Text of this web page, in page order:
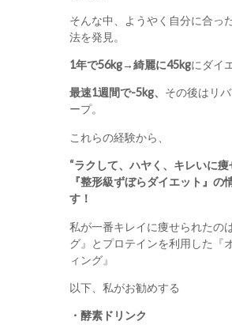
そんな中、ようやく自分に合っ
法を発見。
1年で56kg→綺麗に45kgにダイ
最速1週間で-5kg、 その後はリ
ープ。
これらの経験から、
“ラクして、ハヤく、キレいに
『整形級ずぼらダイエット』の
す！
私が一番キレイに痩せられたの
グ』とプロテインを利用した『
ィング』
以下、私がお勧めする
・酵素ドリンク